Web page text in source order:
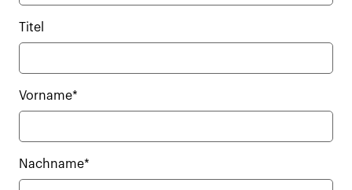
Titel
Vorname*
Nachname*